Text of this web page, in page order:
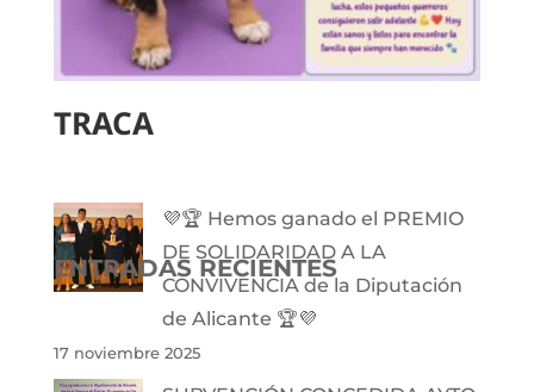
TRACA
ENTRADAS RECIENTES
💜🏆 Hemos ganado el PREMIO
DE SOLIDARIDAD A LA
CONVIVENCIA de la Diputación
de Alicante 🏆💜
17 noviembre 2025